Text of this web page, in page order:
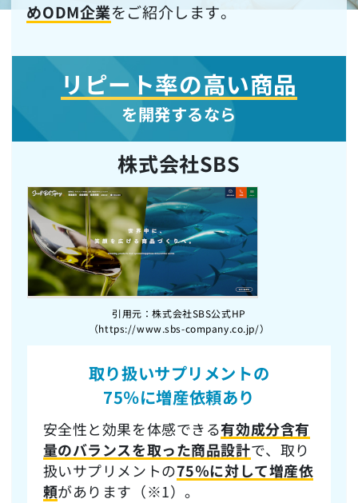
めODM企業をご紹介します。
リピート率の高い商品
を開発するなら
株式会社SBS
引用元：株式会社SBS公式HP
（https://www.sbs-company.co.jp/）
取り扱いサプリメントの
75％に増産依頼あり
安全性と効果を体感できる有効成分含有
量のバランスを取った商品設計で、取り
扱いサプリメントの75％に対して増産依
頼があります（※1）。